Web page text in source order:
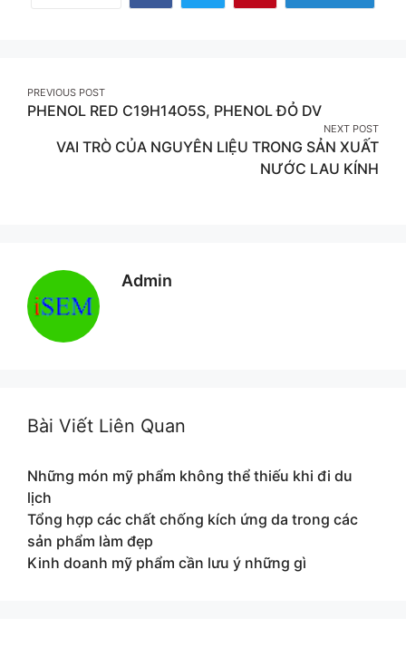
More
Post
navigation
PREVIOUS POST
PHENOL RED C19H14O5S, PHENOL ĐỎ DV
NEXT POST
VAI TRÒ CỦA NGUYÊN LIỆU TRONG SẢN XUẤT
NƯỚC LAU KÍNH
Admin
Bài Viết Liên Quan
Những món mỹ phẩm không thể thiếu khi đi du
lịch
Tổng hợp các chất chống kích ứng da trong các
sản phẩm làm đẹp
Kinh doanh mỹ phẩm cần lưu ý những gì